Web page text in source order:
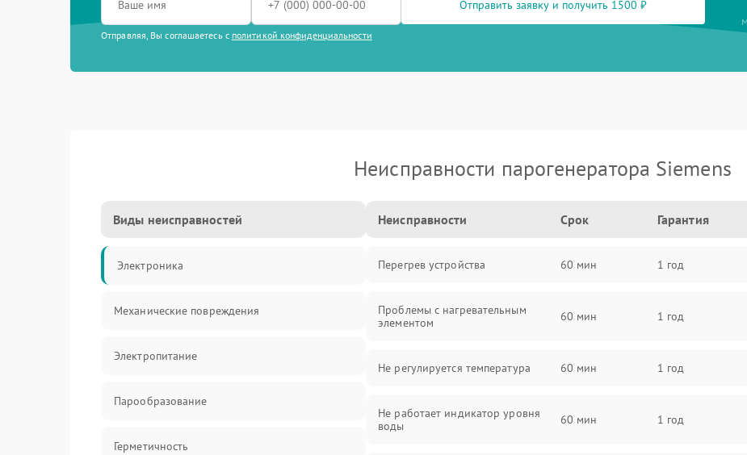
Отправить заявку и получить 1500 ₽
Отправляя, Вы соглашаетесь с политикой конфиденциальности
Неисправности парогенератора Siemens
Виды неисправностей
Электроника
Механические повреждения
Электропитание
Парообразование
Герметичность
Неисправности Срок Гарантия
Перегрев устройства 60 мин 1 год
Проблемы с нагревательным
элементом
60 мин 1 год
Не регулируется температура 60 мин 1 год
Не работает индикатор уровня
воды
60 мин 1 год